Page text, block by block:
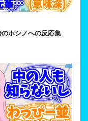
ホシノへの反応集